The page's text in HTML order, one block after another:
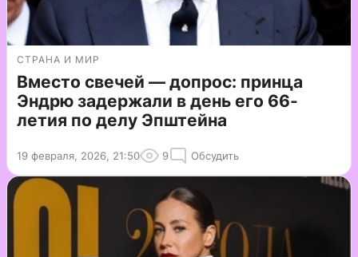
СТРАНА И МИР
Вместо свечей — допрос: принца
Эндрю задержали в день его 66-
летия по делу Эпштейна
19 февраля, 2026, 21:50 9 Обсудить